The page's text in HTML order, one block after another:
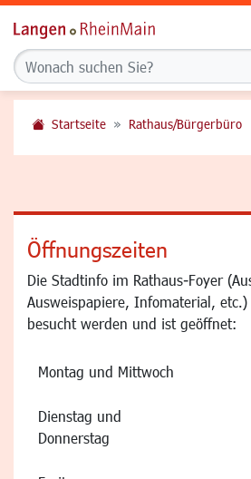
Startseite Rathaus/Bürgerbüro
Öffnungszeiten
Die Stadtinfo im Rathaus-Foyer
Ausweispapiere, Infomaterial,
besucht werden und ist geöffnet:
Montag und Mittwoch
Dienstag und
Donnerstag